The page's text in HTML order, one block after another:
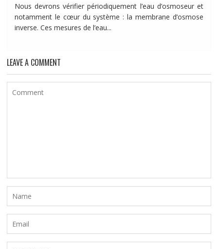
Nous devrons vérifier périodiquement l’eau d’osmoseur et
notamment le cœur du système : la membrane d’osmose
inverse. Ces mesures de l’eau...
LEAVE A COMMENT